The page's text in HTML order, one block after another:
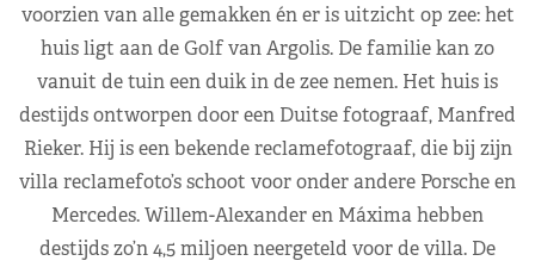
voorzien van alle gemakken én er is uitzicht op zee: het
huis ligt aan de Golf van Argolis. De familie kan zo
vanuit de tuin een duik in de zee nemen. Het huis is
destijds ontworpen door een Duitse fotograaf, Manfred
Rieker. Hij is een bekende reclamefotograaf, die bij zijn
villa reclamefoto’s schoot voor onder andere Porsche en
Mercedes. Willem-Alexander en Máxima hebben
destijds zo’n 4,5 miljoen neergeteld voor de villa. De